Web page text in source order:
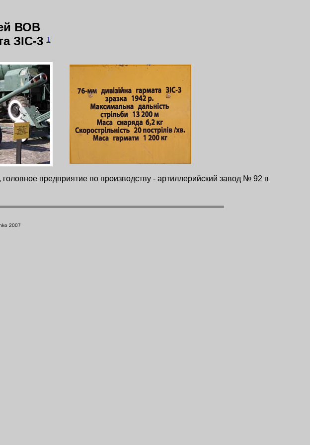
ВОВ
ЗІС-31
предприятие по производству - артиллерийский завод № 92 в
2007